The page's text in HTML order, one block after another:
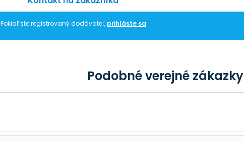
Pokiaľ ste registrovaný dodávateľ, prihláste sa
Podobné verejné zákazky